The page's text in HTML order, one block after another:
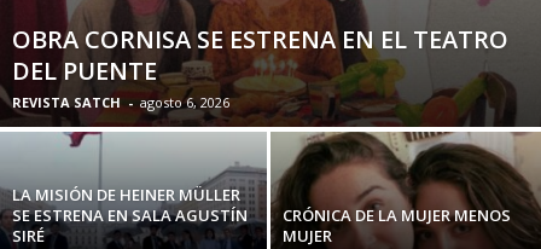
OBRA CORNISA SE ESTRENA EN EL TEATRO
DEL PUENTE
REVISTA SATCH - agosto 6, 2026
LA MISIÓN DE HEINER MÜLLER
SE ESTRENA EN SALA AGUSTÍN
SIRÉ
CRÓNICA DE LA MUJER MENOS
MUJER